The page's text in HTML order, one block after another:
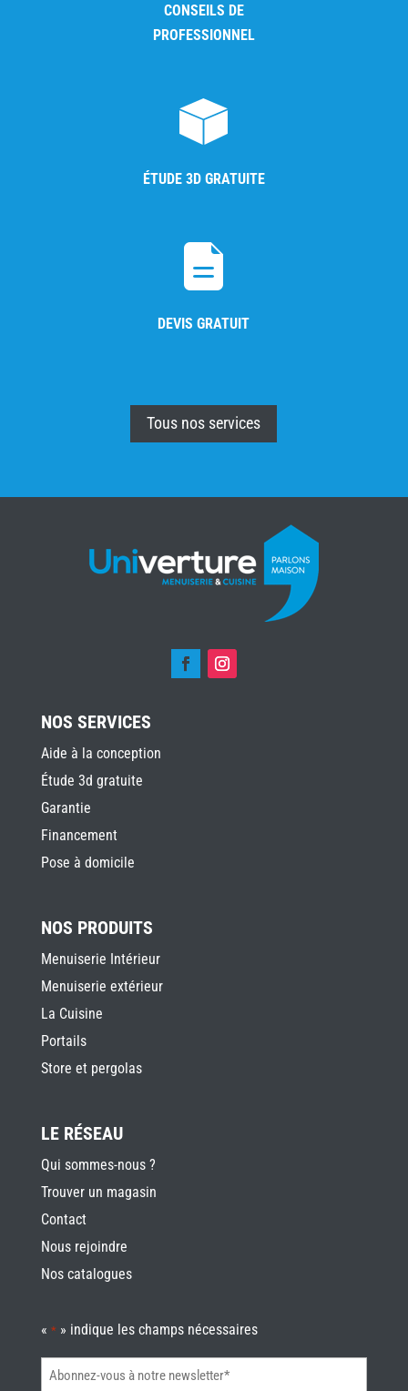
CONSEILS DE
PROFESSIONNEL
ÉTUDE 3D GRATUITE
DEVIS GRATUIT
Tous nos services
NOS SERVICES
Aide à la conception
Étude 3d gratuite
Garantie
Financement
Pose à domicile
NOS PRODUITS
Menuiserie Intérieur
Menuiserie extérieur
La Cuisine
Portails
Store et pergolas
LE RÉSEAU
Qui sommes-nous ?
Trouver un magasin
Contact
Nous rejoindre
Nos catalogues
« * » indique les champs nécessaires
Abonnez-